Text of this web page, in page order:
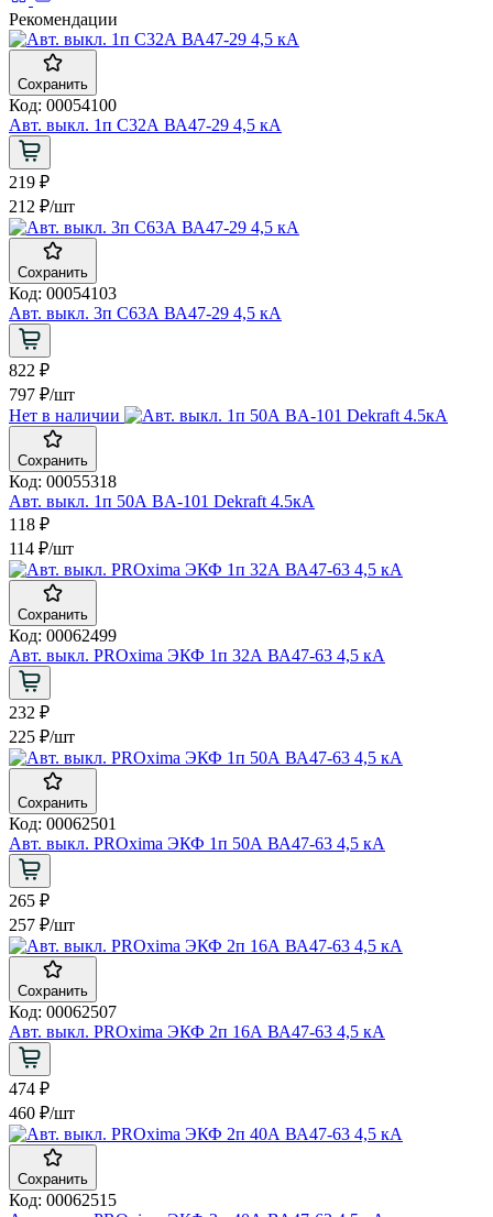
Рекомендации
Сохранить
Код: 00054100
Авт. выкл. 1п С32А ВА47-29 4,5 кА
219 ₽
212 ₽/шт
Сохранить
Код: 00054103
Авт. выкл. 3п С63А ВА47-29 4,5 кА
822 ₽
797 ₽/шт
Нет в наличии
Сохранить
Код: 00055318
Авт. выкл. 1п 50А BA-101 Dekraft 4.5кА
118 ₽
114 ₽/шт
Сохранить
Код: 00062499
Авт. выкл. PROxima ЭКФ 1п 32А ВА47-63 4,5 кА
232 ₽
225 ₽/шт
Сохранить
Код: 00062501
Авт. выкл. PROxima ЭКФ 1п 50А ВА47-63 4,5 кА
265 ₽
257 ₽/шт
Сохранить
Код: 00062507
Авт. выкл. PROxima ЭКФ 2п 16А ВА47-63 4,5 кА
474 ₽
460 ₽/шт
Сохранить
Код: 00062515